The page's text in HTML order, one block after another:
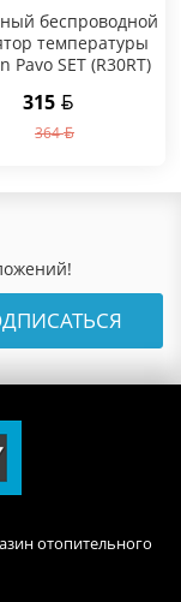
беспроводной
температуры
Pavo SET (R30RT)
315
364
отопительного